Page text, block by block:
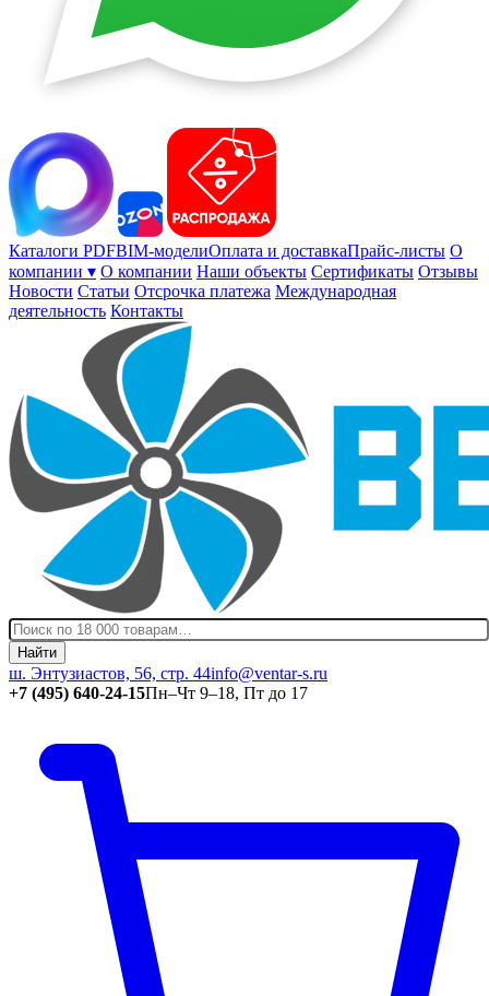
Каталоги PDFBIM-моделиОплата и доставкаПрайс-листы О
компании ▾ О компании Наши объекты Сертификаты Отзывы
Новости Статьи Отсрочка платежа Международная
деятельность Контакты
Найти
ш. Энтузиастов, 56, стр. 44info@ventar-s.ru
+7 (495) 640-24-15Пн–Чт 9–18, Пт до 17